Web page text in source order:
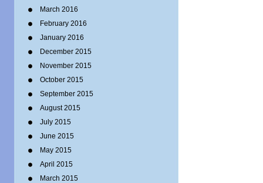
March 2016
February 2016
January 2016
December 2015
November 2015
October 2015
September 2015
August 2015
July 2015
June 2015
May 2015
April 2015
March 2015